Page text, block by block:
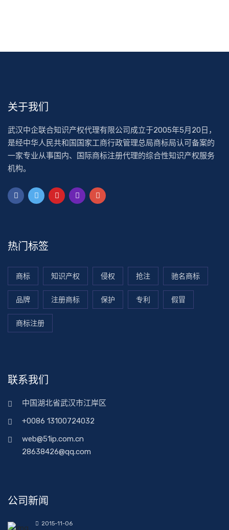
关于我们
武汉中企联合知识产权代理有限公司成立于2005年5月20日，
是经中华人民共和国国家工商行政管理总局商标局认可备案的
一家专业从事国内、国际商标注册代理的综合性知识产权服务
机构。
热门标签
商标 知识产权 侵权 抢注 驰名商标
品牌 注册商标 保护 专利 假冒
商标注册
联系我们
中国湖北省武汉市江岸区
+0086 13100724032
web@51ip.com.cn
28638426@qq.com
公司新闻
2015-11-06